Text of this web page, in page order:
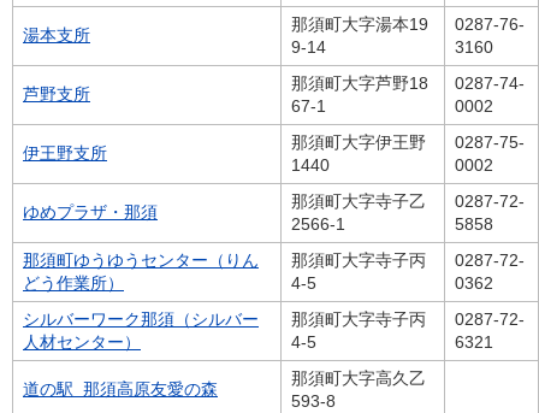
湯本支所
那須町大字湯本19
9-14
0287-76-
3160
芦野支所
那須町大字芦野18
67-1
0287-74-
0002
伊王野支所
那須町大字伊王野
1440
0287-75-
0002
ゆめプラザ・那須
那須町大字寺子乙
2566-1
0287-72-
5858
那須町ゆうゆうセンター（りん
どう作業所）
那須町大字寺子丙
4-5
0287-72-
0362
シルバーワーク那須（シルバー
人材センター）
那須町大字寺子丙
4-5
0287-72-
6321
道の駅 那須高原友愛の森
那須町大字高久乙
593-8